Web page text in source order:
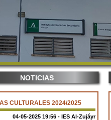
NOTICIAS
CULTURALES 2024/2025
04-05-2025 19:56 - IES Al-Zujáyr